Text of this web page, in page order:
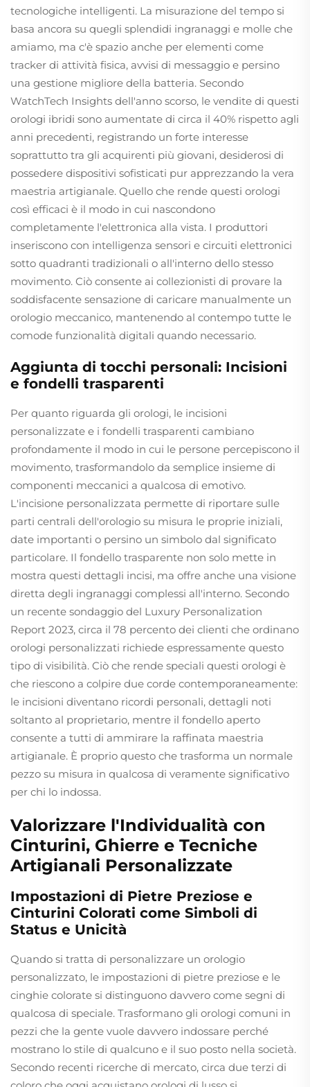
tecnologiche intelligenti. La misurazione del tempo si
basa ancora su quegli splendidi ingranaggi e molle che
amiamo, ma c'è spazio anche per elementi come
tracker di attività fisica, avvisi di messaggio e persino
una gestione migliore della batteria. Secondo
WatchTech Insights dell'anno scorso, le vendite di questi
orologi ibridi sono aumentate di circa il 40% rispetto agli
anni precedenti, registrando un forte interesse
soprattutto tra gli acquirenti più giovani, desiderosi di
possedere dispositivi sofisticati pur apprezzando la vera
maestria artigianale. Quello che rende questi orologi
così efficaci è il modo in cui nascondono
completamente l'elettronica alla vista. I produttori
inseriscono con intelligenza sensori e circuiti elettronici
sotto quadranti tradizionali o all'interno dello stesso
movimento. Ciò consente ai collezionisti di provare la
soddisfacente sensazione di caricare manualmente un
orologio meccanico, mantenendo al contempo tutte le
comode funzionalità digitali quando necessario.
Aggiunta di tocchi personali: Incisioni
e fondelli trasparenti
Per quanto riguarda gli orologi, le incisioni
personalizzate e i fondelli trasparenti cambiano
profondamente il modo in cui le persone percepiscono il
movimento, trasformandolo da semplice insieme di
componenti meccanici a qualcosa di emotivo.
L'incisione personalizzata permette di riportare sulle
parti centrali dell'orologio su misura le proprie iniziali,
date importanti o persino un simbolo dal significato
particolare. Il fondello trasparente non solo mette in
mostra questi dettagli incisi, ma offre anche una visione
diretta degli ingranaggi complessi all'interno. Secondo
un recente sondaggio del Luxury Personalization
Report 2023, circa il 78 percento dei clienti che ordinano
orologi personalizzati richiede espressamente questo
tipo di visibilità. Ciò che rende speciali questi orologi è
che riescono a colpire due corde contemporaneamente:
le incisioni diventano ricordi personali, dettagli noti
soltanto al proprietario, mentre il fondello aperto
consente a tutti di ammirare la raffinata maestria
artigianale. È proprio questo che trasforma un normale
pezzo su misura in qualcosa di veramente significativo
per chi lo indossa.
Valorizzare l'Individualità con
Cinturini, Ghierre e Tecniche
Artigianali Personalizzate
Impostazioni di Pietre Preziose e
Cinturini Colorati come Simboli di
Status e Unicità
Quando si tratta di personalizzare un orologio
personalizzato, le impostazioni di pietre preziose e le
cinghie colorate si distinguono davvero come segni di
qualcosa di speciale. Trasformano gli orologi comuni in
pezzi che la gente vuole davvero indossare perché
mostrano lo stile di qualcuno e il suo posto nella società.
Secondo recenti ricerche di mercato, circa due terzi di